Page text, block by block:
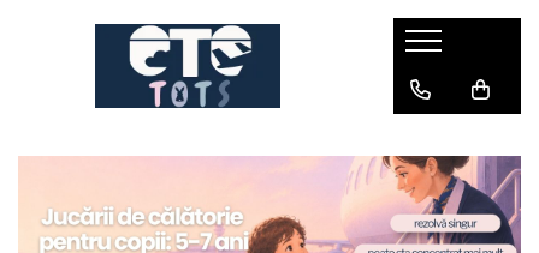
CĂRUCIOARE & SCAUNE AUTO
cărucioare U-GROW
scaune auto pentru avion